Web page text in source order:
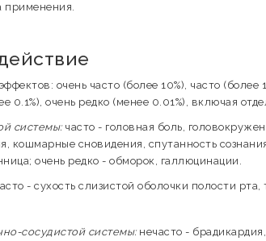
применения.
очень часто (более 10%), часто (более
0.1%), очень редко (менее 0.01%), включая
системы:часто - головная боль,
кошмарные сновидения, спутанность
очень редко - обморок, галлюцинации.
- сухость слизистой оболочки полости
сосудистой системы:нечасто -